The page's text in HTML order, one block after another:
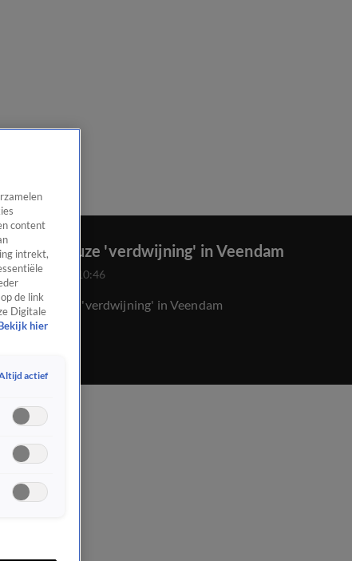
Mysterieuze 'verdwijning' in Veendam
28 dec 2020, 10:46
Mysterieuze 'verdwijning' in Veendam
content
intrekt,
de link
Digitale
Bekijk hier
actief